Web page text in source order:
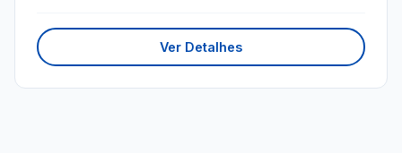
Ver Detalhes